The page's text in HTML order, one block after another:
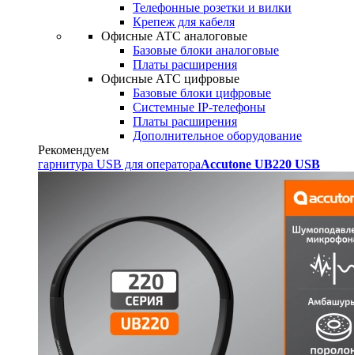
Телефонные розетки и вилки
Крепеж для кабеля
Офисные АТС аналоговые
Базовые блоки аналоговые
Платы расширения
Офисные АТС цифровые
Базовые блоки цифровые
Системные IP-телефоны
Платы расширения
Дополнительное оборудование
Рекомендуем
гарнитура USB для оператораAccutone UB220 USB